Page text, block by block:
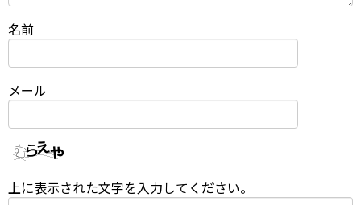
名前
メール
上に表示された文字を入力してください。